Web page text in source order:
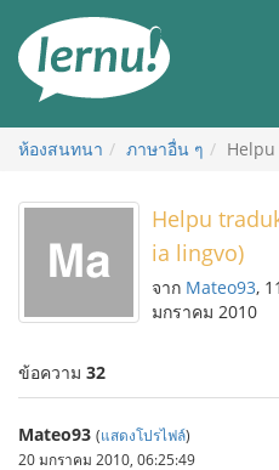
สารบัญ
ห้องสนทนา ภาษาอื่น ๆ
Helpu
ia lingvo)
จาก Mateo93, 11
มกราคม 2010
ข้อความ 32
Mateo93 (แสดงโปรไฟล์)
20 มกราคม 2010, 06:25:49